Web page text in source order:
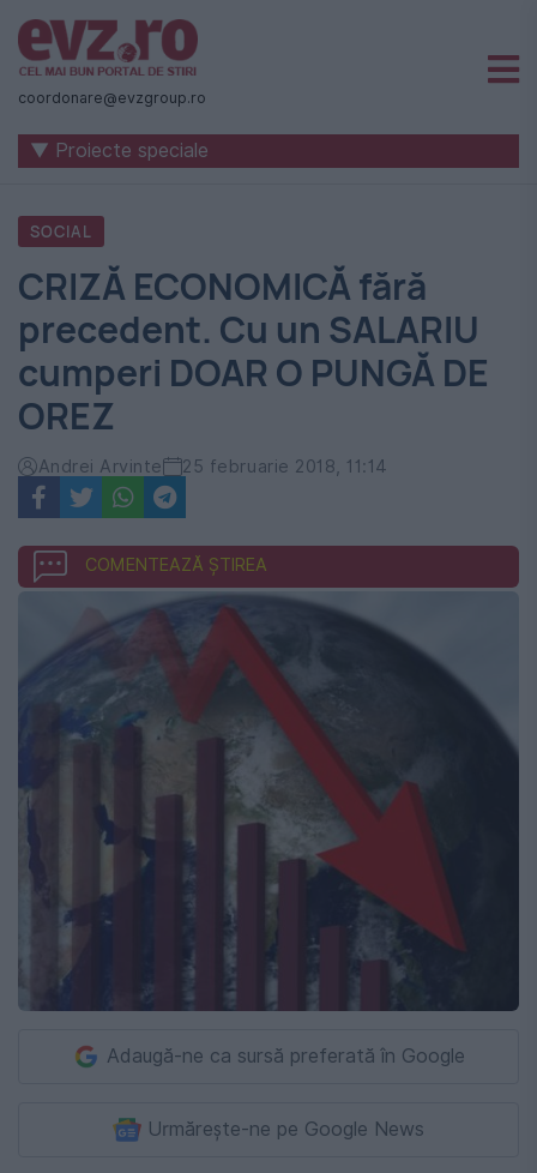
Știri
naționale
internaționale
România
-
Evenimentul
Zilei
coordonare@evzgroup.ro
▼ Proiecte speciale
SOCIAL
CRIZĂ ECONOMICĂ fără
precedent. Cu un SALARIU
cumperi DOAR O PUNGĂ DE
OREZ
Andrei Arvinte 25 februarie 2018, 11:14
COMENTEAZĂ ȘTIREA
Adaugă-ne ca sursă preferată în Google
Urmărește-ne pe Google News